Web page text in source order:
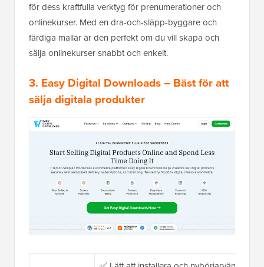
för dess kraftfulla verktyg för prenumerationer och
onlinekurser. Med en dra-och-släpp-byggare och
färdiga mallar är den perfekt om du vill skapa och
sälja onlinekurser snabbt och enkelt.
3. Easy Digital Downloads– Bäst för att
sälja digitala produkter